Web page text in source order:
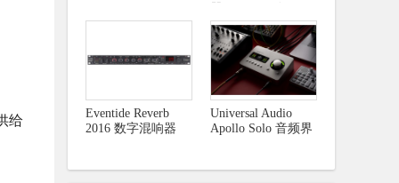
给
Eventide Reverb
2016 数字混响器
Universal Audio
Apollo Solo 音频界